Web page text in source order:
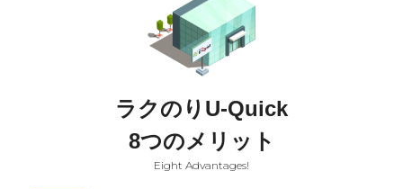
ラクのりU-Quick
8つのメリット
Eight Advantages!